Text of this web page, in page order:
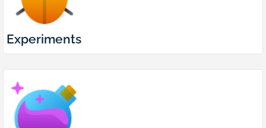
Experiments